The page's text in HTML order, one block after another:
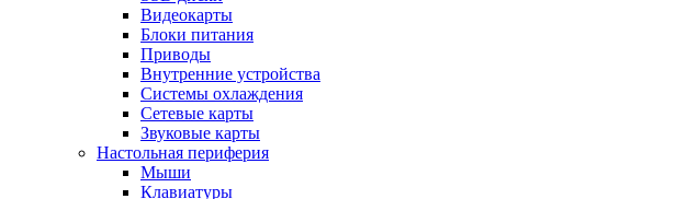
Видеокарты
Блоки питания
Приводы
Внутренние устройства
Системы охлаждения
Сетевые карты
Звуковые карты
Настольная периферия
Мыши
Клавиатуры